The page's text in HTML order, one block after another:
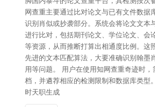
网查重主要通过比对论文与已有文件数据
识别肖似或抄袭部分。系统会将论文文本
进行比对，包括期刊论文、学位论文、会
等资源，从而推断打算出相通度比例。这
先进的文本匹配算法，大要准确识别翰墨
用等问题。 用户在使用知网查重奇迹时，
档，并遴荐相应的检测限制和数据库类型
时天职生成